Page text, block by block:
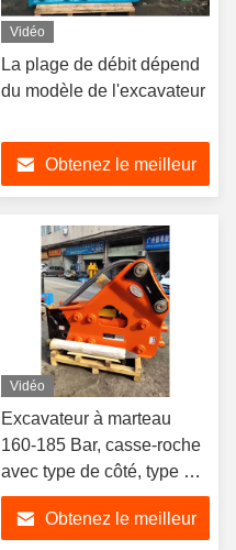
Vidéo
La plage de débit dépend
du modèle de l'excavateur
Obtenez le meilleur
Vidéo
Excavateur à marteau
160-185 Bar, casse-roche
avec type de côté, type de
support
Obtenez le meilleur